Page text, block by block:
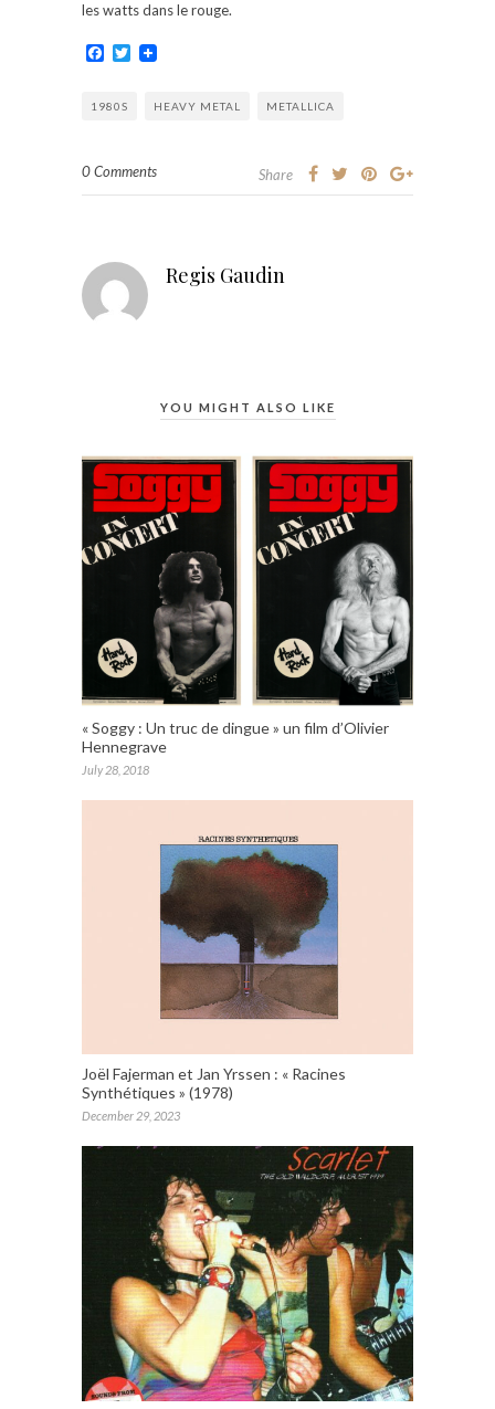
les watts dans le rouge.
Facebook
Twitter
1980S HEAVY METAL METALLICA
0 Comments Share
Regis Gaudin
YOU MIGHT ALSO LIKE
« Soggy : Un truc de dingue » un film d’Olivier
Hennegrave
July 28, 2018
Joël Fajerman et Jan Yrssen : « Racines
Synthétiques » (1978)
December 29, 2023